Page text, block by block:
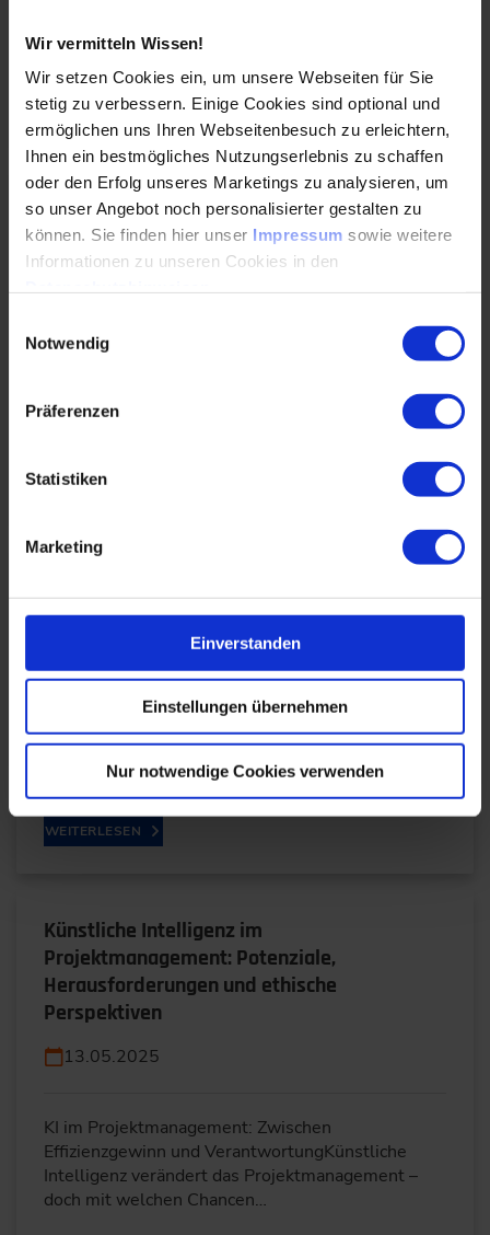
Wir vermitteln Wissen!
Wir setzen Cookies ein, um unsere Webseiten für Sie
stetig zu verbessern. Einige Cookies sind optional und
ermöglichen uns Ihren Webseitenbesuch zu erleichtern,
Ihnen ein bestmögliches Nutzungserlebnis zu schaffen
oder den Erfolg unseres Marketings zu analysieren, um
so unser Angebot noch personalisierter gestalten zu
können. Sie finden hier unser Impressum sowie weitere
Informationen zu unseren Cookies in den
Notwendig
Präferenzen
Statistiken
Marketing
Einverstanden
Einstellungen übernehmen
Nur notwendige Cookies verwenden
vom KI…
WEITERLESEN
Wir brauchen eine europäische KI – und zwar
jetzt
12.06.2025
Foundation-Modelle, menschliche Intuition und
eine neue Arbeitswelt: Prof. Dr. Hans Uszkoreit
Automation neu…
WEITERLESEN
TRUMPF entwickelt Robotik neu: KI,
Bildverarbeitung und offene Plattformen sollen
flexible Automatisierung auch für kleine Serien
möglich machen. Im…
WEITERLESEN
Künstliche Intelligenz im
Projektmanagement: Potenziale,
Herausforderungen und ethische
Perspektiven
13.05.2025
KI im Projektmanagement: Zwischen
Effizienzgewinn und VerantwortungKünstliche
Intelligenz verändert das Projektmanagement –
doch mit welchen Chancen…